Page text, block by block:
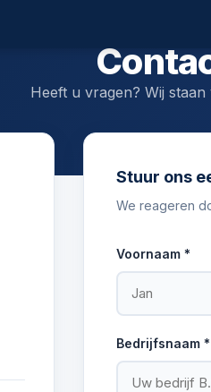
Heeft u vragen? Wij
Stuur ons
We reageren
Voornaam *
Bedrijfsnaam *